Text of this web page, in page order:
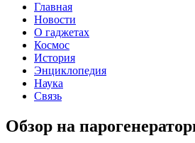
Главная
Новости
О гаджетах
Космос
История
Энциклопедия
Наука
Связь
Обзор на